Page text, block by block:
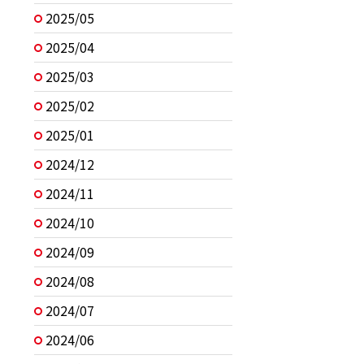
2025/05
2025/04
2025/03
2025/02
2025/01
2024/12
2024/11
2024/10
2024/09
2024/08
2024/07
2024/06